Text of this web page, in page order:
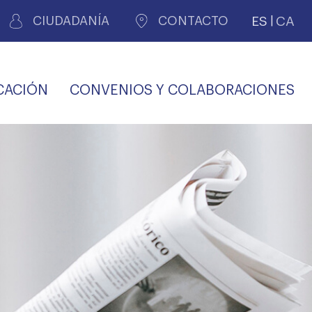
CIUDADANÍA CONTACTO ES CA
CONVENIOS Y COLABORACIONES
PERSONAL LABORAL
COMLL
SALUD Y APOYO AL
AGENCIA DE
VIDA
PROFESIONAL
OFERTAS Y
TRANSPARENCIA
TRÁMITES CONSULTA
MÉDICA